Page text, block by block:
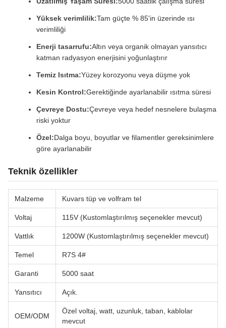
Yüksek verimlilik:Tam güçte % 85'in üzerinde ısı
verimliliği
Enerji tasarrufu:Altın veya organik olmayan yansıtıcı
katman radyasyon enerjisini yoğunlaştırır
Temiz Isıtma:Yüzey korozyonu veya düşme yok
Kesin Kontrol:Gerektiğinde ayarlanabilir ısıtma süresi
Çevreye Dostu:Çevreye veya hedef nesnelere bulaşma
riski yoktur
Özel:Dalga boyu, boyutlar ve filamentler gereksinimlere
göre ayarlanabilir
Teknik özellikler
Malzeme Kuvars tüp ve volfram tel
Voltaj 115V (Kustomlaştırılmış seçenekler mevcut)
Vattlık 1200W (Kustomlaştırılmış seçenekler mevcut)
Temel R7S 4#
Garanti 5000 saat
Yansıtıcı Açık.
OEM/ODM
Özel voltaj, watt, uzunluk, taban, kablolar
mevcut